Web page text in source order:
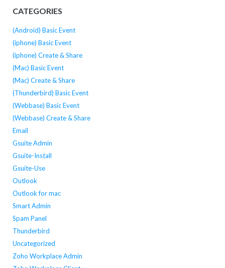
CATEGORIES
(Android) Basic Event
(iphone) Basic Event
(iphone) Create & Share
(Mac) Basic Event
(Mac) Create & Share
(Thunderbird) Basic Event
(Webbase) Basic Event
(Webbase) Create & Share
Email
Gsuite Admin
Gsuite-Install
Gsuite-Use
Outlook
Outlook for mac
Smart Admin
Spam Panel
Thunderbird
Uncategorized
Zoho Workplace Admin